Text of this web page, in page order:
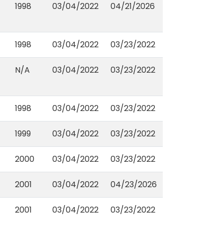
1998 03/04/2022 04/21/2026
1998 03/04/2022 03/23/2022
N/A 03/04/2022 03/23/2022
1998 03/04/2022 03/23/2022
1999 03/04/2022 03/23/2022
2000 03/04/2022 03/23/2022
2001 03/04/2022 04/23/2026
2001 03/04/2022 03/23/2022